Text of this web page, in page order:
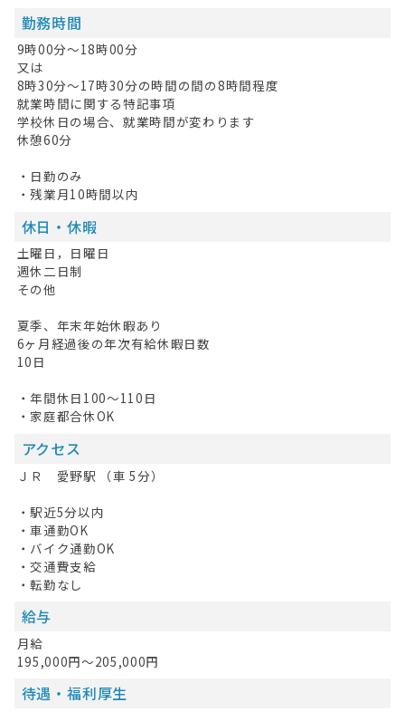
勤務時間
9時00分〜18時00分
又は
8時30分〜17時30分の時間の間の8時間程度
就業時間に関する特記事項
学校休日の場合、就業時間が変わります
休憩60分
・日勤のみ
・残業月10時間以内
休日・休暇
土曜日，日曜日
週休二日制
その他
夏季、年末年始休暇あり
6ヶ月経過後の年次有給休暇日数
10日
・年間休日100～110日
・家庭都合休OK
アクセス
ＪＲ 愛野駅 （車 5分）
・駅近5分以内
・車通勤OK
・バイク通勤OK
・交通費支給
・転勤なし
給与
月給
195,000円～205,000円
待遇・福利厚生